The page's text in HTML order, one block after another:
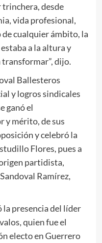
desde
vida profesional,
cualquier ámbito, la
a la altura y
dijo.
Ballesteros
y logros sindicales
ganó el
y mérito, de sus
y celebró la
Flores, pues a
partidista,
Ramírez,
la presencia del líder
quien fue el
electo en Guerrero